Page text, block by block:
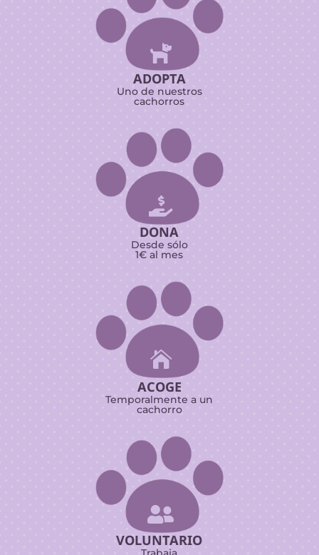

ADOPTA
Uno de nuestros
cachorros

DONA
Desde sólo
1€ al mes

ACOGE
Temporalmente a un
cachorro

VOLUNTARIO